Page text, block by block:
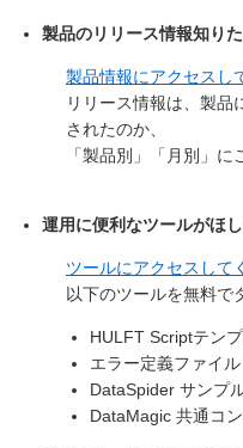
製品のリリース情報知りた
製品情報にアクセスし
リリース情報は、製品
されたのか、
「製品別」「月別」に
運用に便利なツールがほし
ツールにアクセスして
以下のツールを無料で
HULFT Scriptテン
エラー定義ファイル
DataSpider サンプ
DataMagic 共通コ